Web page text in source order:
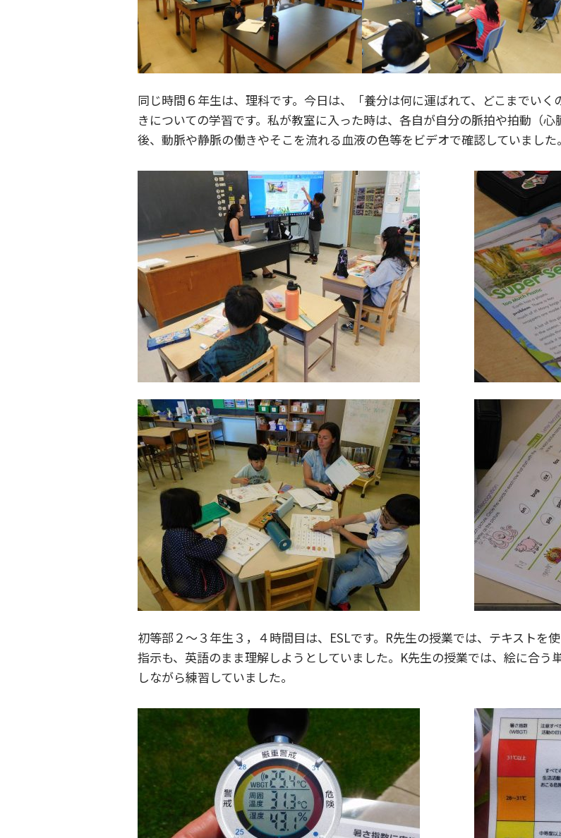
同じ時間６年生は、理科です。今日は、「養分は何に運ばれて、どこまでい
きについての学習です。私が教室に入った時は、各自が自分の脈拍や拍動（
後、動脈や静脈の働きやそこを流れる血液の色等をビデオで確認していました。
初等部２～３年生３，４時間目は、ESLです。R先生の授業では、テキストを
指示も、英語のまま理解しようとしていました。K先生の授業では、絵に合う
しながら練習していました。